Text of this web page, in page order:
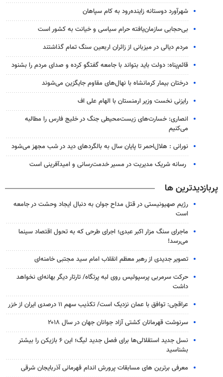
شهرآورد دوستانه زاینده‌رود به کام سپاهان
بی‌حجابی سازمان‌یافته حرام سیاسی و خیانت به کشور است
مردم دیالی در میزبانی از زائران اربعین سنگ تمام گذاشتند
قائم‌پناه: دولت باید بتواند با جامعه گفتگو کرده و صدای مردم را بشنود
درختان بیمار کرمانشاه با نهال‌های مقاوم جایگزین می‌شوند
رایزنی نخست وزیر ارمنستان با الهام علی اف
انصاری: خسارت‌های زیست‌محیطی جنگ در خلیج فارس را مطالبه‌
می‌کنیم
نورانی : هلال‌احمر تا پایان سال به بالگردهای دید در شب مجهز می‌شود
رسانه شریک مدیریت در مسیر خدمت‌رسانی و امیدآفرینی است
پربازدیدترین ها
رژیم صهیونیستی در قتل مداح جوان به دنبال ایجاد وحشت در جامعه
است
ماجرای سنگ مزار اکبر عبدی؛ اجرای طرحی که به تحول اقتصاد سینما
می‌رسد!
تصویر جدیدی از رهبر معظم انقلاب امام سید مجتبی خامنه‌ای
حرکت سرمربی پرسپولیس روی لبه پرتگاه/ تارتار دیگر بهانه‌ای نخواهد
داشت
عراقچی: توافق با عمان نزدیک است/ تکذیب سهم ۱۱ درصدی ایران از خزر
سرنوشت قهرمانان کشتی آزاد جوانان جهان در سال ۲۰۱۸
نسل جدید استقلالی‌ها برای فصل جدید لیگ؛ این ۶ بازیکن را بیشتر
بشناسید
معرفی برترین های مسابقات پرورش اندام قهرمانی آذربایجان شرقی